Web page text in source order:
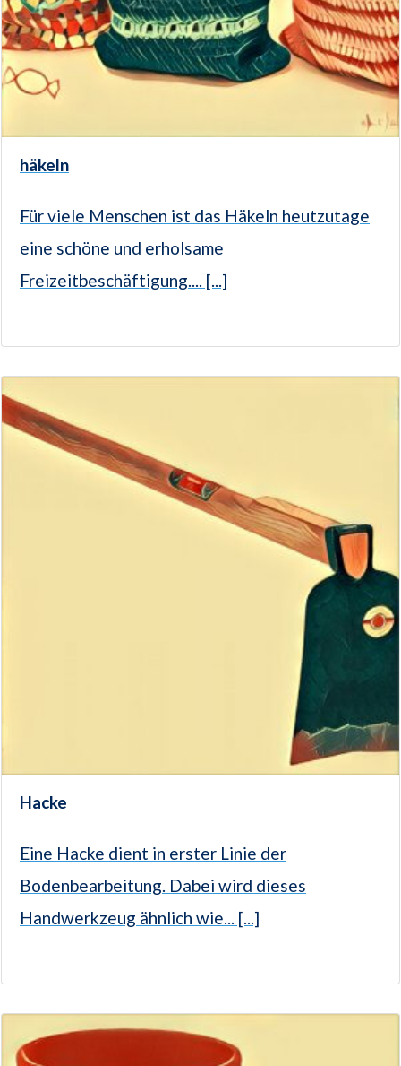
häkeln
Für viele Menschen ist das Häkeln heutzutage
eine schöne und erholsame
Freizeitbeschäftigung.... [...]
Hacke
Eine Hacke dient in erster Linie der
Bodenbearbeitung. Dabei wird dieses
Handwerkzeug ähnlich wie... [...]